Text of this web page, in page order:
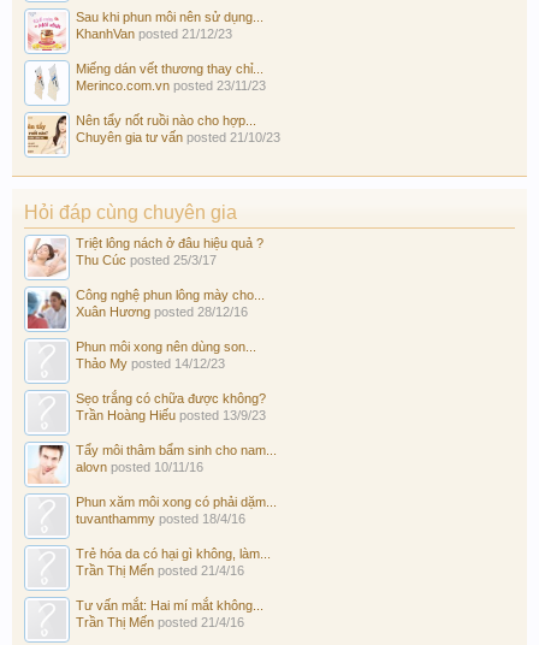
Sau khi phun môi nên sử dụng...
KhanhVan posted 21/12/23
Miếng dán vết thương thay chỉ...
Merinco.com.vn posted 23/11/23
Nên tẩy nốt ruồi nào cho hợp...
Chuyên gia tư vấn posted 21/10/23
Hỏi đáp cùng chuyên gia
Triệt lông nách ở đâu hiệu quả ?
Thu Cúc posted 25/3/17
Công nghệ phun lông mày cho...
Xuân Hương posted 28/12/16
Phun môi xong nên dùng son...
Thảo My posted 14/12/23
Sẹo trắng có chữa được không?
Trần Hoàng Hiếu posted 13/9/23
Tẩy môi thâm bẩm sinh cho nam...
alovn posted 10/11/16
Phun xăm môi xong có phải dặm...
tuvanthammy posted 18/4/16
Trẻ hóa da có hại gì không, làm...
Trần Thị Mến posted 21/4/16
Tư vấn mắt: Hai mí mắt không...
Trần Thị Mến posted 21/4/16